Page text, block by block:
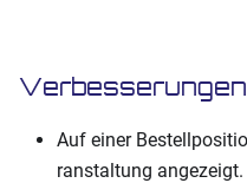
Verbesserungen
Auf einer
ranstaltung angezeigt.